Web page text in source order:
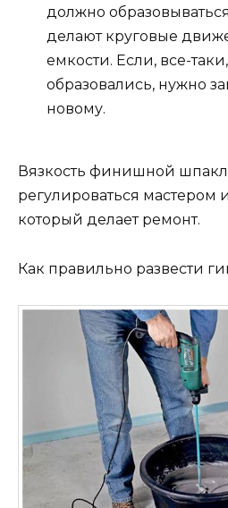
должно
делают круговые
емкости. Если, все-
образовались, нужно
новому.
Вязкость финишной
регулироваться мастером
который делает ремонт.
Как правильно развести